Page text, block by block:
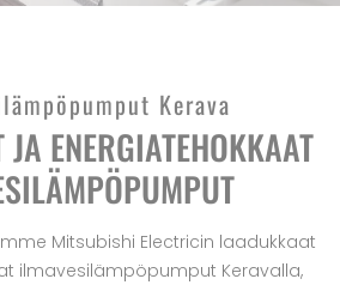
Kerava
ENERGIATEHOKKAAT
Mitsubishi Electricin laadukkaat
ilmavesilämpöpumput Keravalla,